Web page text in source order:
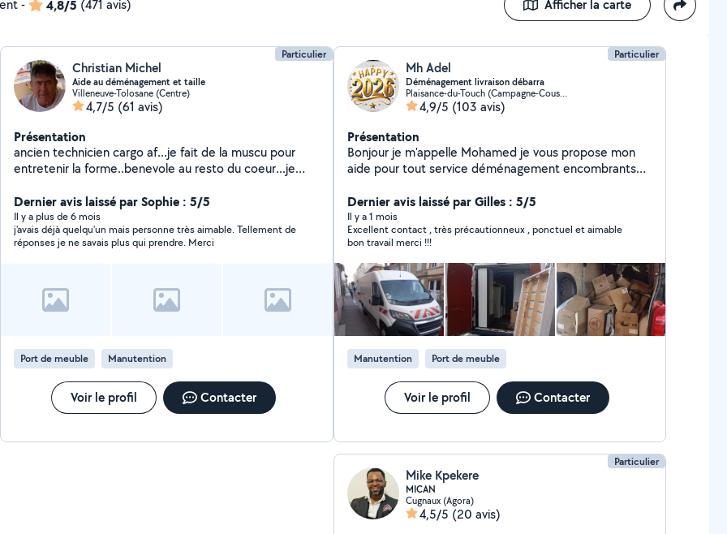
- 4,8/5 (471 avis) Afficher la carte
Particulier
Christian Michel
Aide au déménagement et taille
Villeneuve-Tolosane (Centre)
4,7/5 (61 avis)
Présentation
ancien technicien cargo af...je fait de la muscu pour
entretenir la forme..benevole au resto du coeur...je
demenagements...tout travaux divers...pose
luminaires...ect....
Dernier avis laissé par Sophie : 5/5
Il y a plus de 6 mois
j'avais déjà quelqu'un mais personne très aimable. Tellement de
réponses je ne savais plus qui prendre. Merci
Port de meuble Manutention
Voir le profil Contacter
Particulier
Mh Adel
Déménagement livraison débarra
Plaisance-du-Touch (Campagne-Coustaou)
4,9/5 (103 avis)
Présentation
Bonjour je m'appelle Mohamed je vous propose mon
aide pour tout service déménagement encombrants
planche à roulettes Possibilité manutention à l'heure Je
peux aussi monter et démonter des meubles tout type
lit canapé armoire etc disponible a tt moment a
Toulouse et région voisine À des prix corrects et
arrangeant contactez-moi
Dernier avis laissé par Gilles : 5/5
Il y a 1 mois
Excellent contact , très précautionneux , ponctuel et aimable
bon travail merci !!!
Manutention Port de meuble
Voir le profil Contacter
Particulier
Mike Kpekere
MICAN
Cugnaux (Agora)
4,5/5 (20 avis)